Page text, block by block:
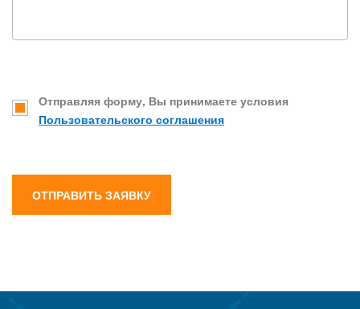
Отправляя форму, Вы принимаете условия
Пользовательского соглашения
ОТПРАВИТЬ ЗАЯВКУ